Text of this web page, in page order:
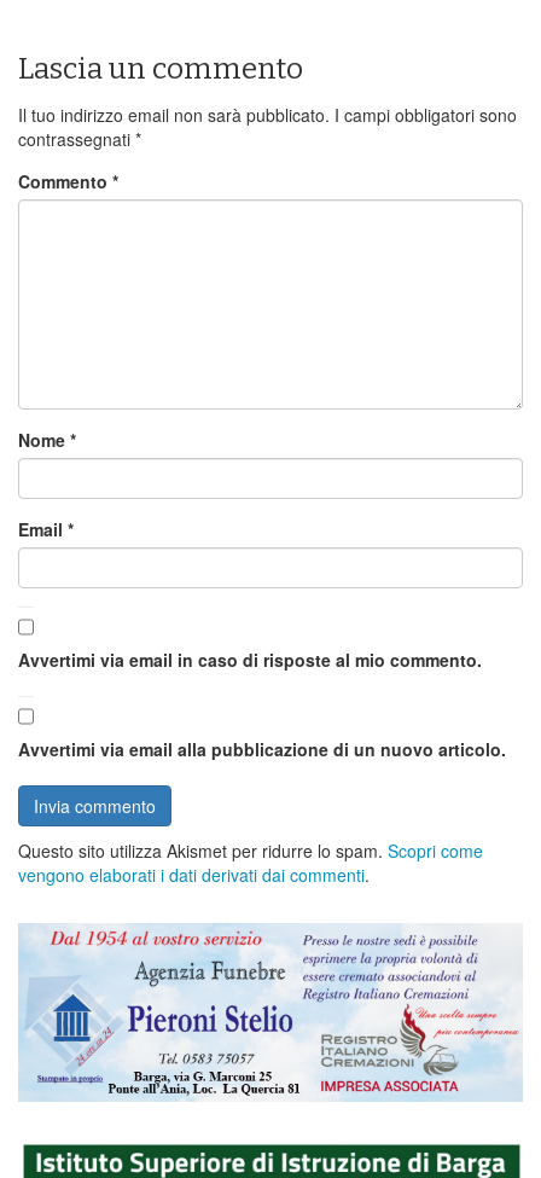
Lascia un commento
Il tuo indirizzo email non sarà pubblicato. I campi obbligatori sono
contrassegnati *
Commento *
Nome *
Email *
Avvertimi via email in caso di risposte al mio commento.
Avvertimi via email alla pubblicazione di un nuovo articolo.
Questo sito utilizza Akismet per ridurre lo spam. Scopri come
vengono elaborati i dati derivati dai commenti.